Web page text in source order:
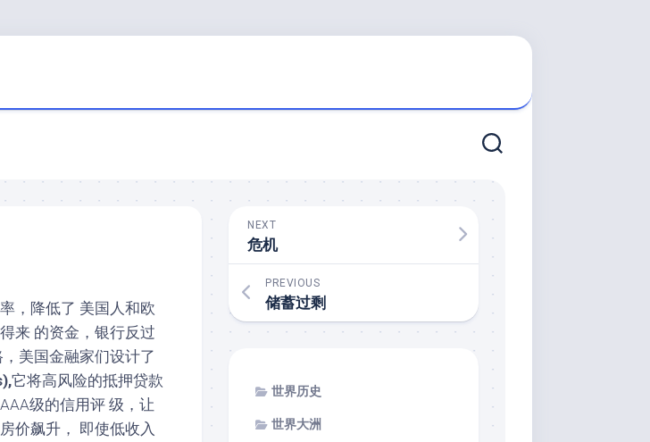
，降低了 美国人和欧
来 的资金，银行反过
美国金融家们设计了
它将高风险的抵押贷款
级的信用评 级，让
价飙升， 即使低收入
NEXT
危机
PREVIOUS
储蓄过剩
世界历史
世界大洲